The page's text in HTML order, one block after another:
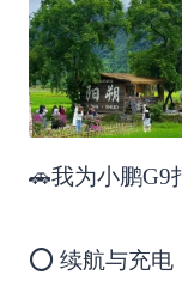
🚗我为小鹏G9
⭕ 续航与充电